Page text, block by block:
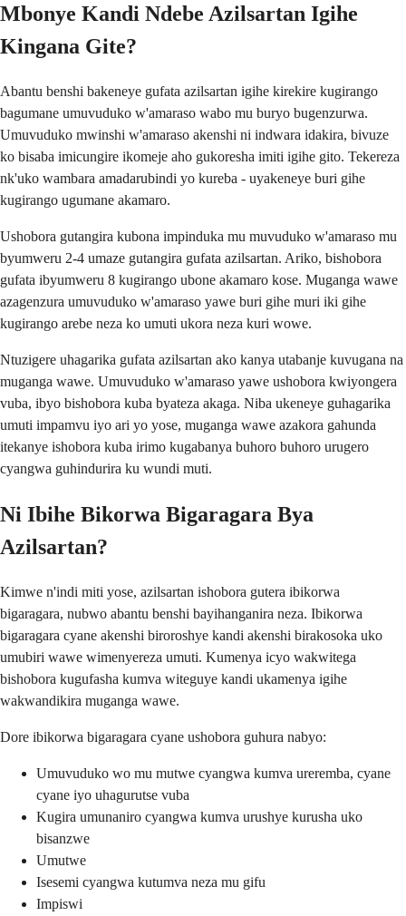
Mbonye Kandi Ndebe Azilsartan Igihe
Kingana Gite?
Abantu benshi bakeneye gufata azilsartan igihe kirekire kugirango
bagumane umuvuduko w'amaraso wabo mu buryo bugenzurwa.
Umuvuduko mwinshi w'amaraso akenshi ni indwara idakira, bivuze
ko bisaba imicungire ikomeje aho gukoresha imiti igihe gito. Tekereza
nk'uko wambara amadarubindi yo kureba - uyakeneye buri gihe
kugirango ugumane akamaro.
Ushobora gutangira kubona impinduka mu muvuduko w'amaraso mu
byumweru 2-4 umaze gutangira gufata azilsartan. Ariko, bishobora
gufata ibyumweru 8 kugirango ubone akamaro kose. Muganga wawe
azagenzura umuvuduko w'amaraso yawe buri gihe muri iki gihe
kugirango arebe neza ko umuti ukora neza kuri wowe.
Ntuzigere uhagarika gufata azilsartan ako kanya utabanje kuvugana na
muganga wawe. Umuvuduko w'amaraso yawe ushobora kwiyongera
vuba, ibyo bishobora kuba byateza akaga. Niba ukeneye guhagarika
umuti impamvu iyo ari yo yose, muganga wawe azakora gahunda
itekanye ishobora kuba irimo kugabanya buhoro buhoro urugero
cyangwa guhindurira ku wundi muti.
Ni Ibihe Bikorwa Bigaragara Bya
Azilsartan?
Kimwe n'indi miti yose, azilsartan ishobora gutera ibikorwa
bigaragara, nubwo abantu benshi bayihanganira neza. Ibikorwa
bigaragara cyane akenshi biroroshye kandi akenshi birakosoka uko
umubiri wawe wimenyereza umuti. Kumenya icyo wakwitega
bishobora kugufasha kumva witeguye kandi ukamenya igihe
wakwandikira muganga wawe.
Dore ibikorwa bigaragara cyane ushobora guhura nabyo:
Umuvuduko wo mu mutwe cyangwa kumva ureremba, cyane
cyane iyo uhagurutse vuba
Kugira umunaniro cyangwa kumva urushye kurusha uko
bisanzwe
Umutwe
Isesemi cyangwa kutumva neza mu gifu
Impiswi